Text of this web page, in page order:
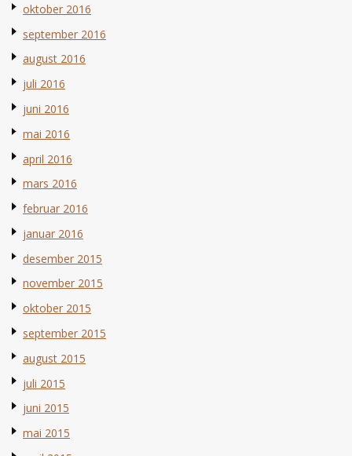
oktober 2016
september 2016
august 2016
juli 2016
juni 2016
mai 2016
april 2016
mars 2016
februar 2016
januar 2016
desember 2015
november 2015
oktober 2015
september 2015
august 2015
juli 2015
juni 2015
mai 2015